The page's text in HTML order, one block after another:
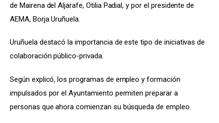
de Mairena del Aljarafe, Otilia Padial, y por el presidente de
AEMA, Borja Uruñuela.
Uruñuela destacó la importancia de este tipo de iniciativas de
colaboración público-privada.
Según explicó, los programas de empleo y formación
impulsados por el Ayuntamiento permiten preparar a
personas que ahora comienzan su búsqueda de empleo.